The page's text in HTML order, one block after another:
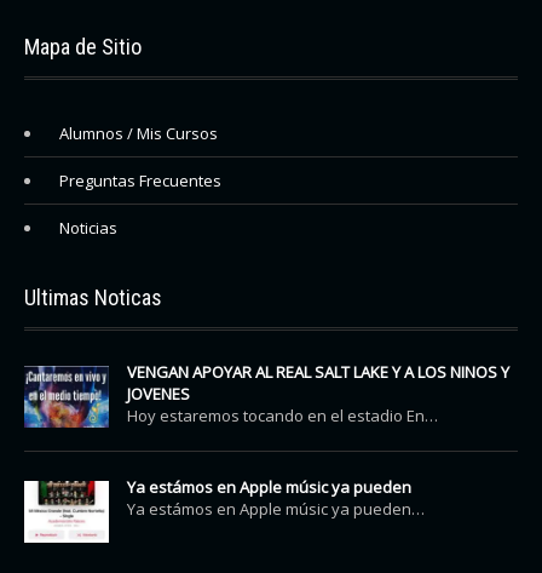
Mapa de Sitio
Alumnos / Mis Cursos
Preguntas Frecuentes
Noticias
Ultimas Noticas
VENGAN APOYAR AL REAL SALT LAKE Y A LOS NINOS Y
JOVENES
Hoy estaremos tocando en el estadio En…
Ya estámos en Apple músic ya pueden
Ya estámos en Apple músic ya pueden…